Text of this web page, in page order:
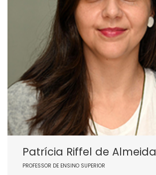
Patrícia Riffel de Almeida
PROFESSOR DE ENSINO SUPERIOR